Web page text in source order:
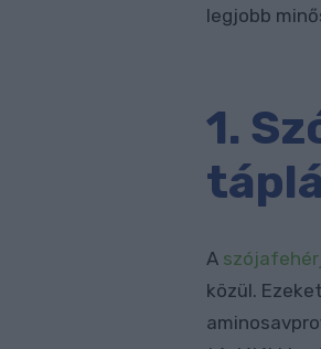
legjobb
1.
A
közül.